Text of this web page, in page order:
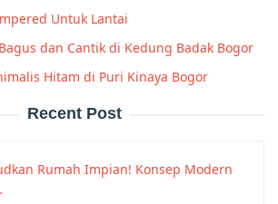
Untuk Lantai
dan Cantik di Kedung Badak Bogor
Hitam di Puri Kinaya Bogor
Recent Post
Rumah Impian! Konsep Modern